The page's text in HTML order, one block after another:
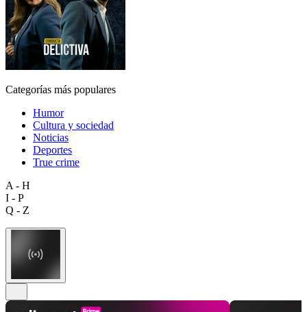
Categorías más populares
Humor
Cultura y sociedad
Noticias
Deportes
True crime
A - H
I - P
Q - Z